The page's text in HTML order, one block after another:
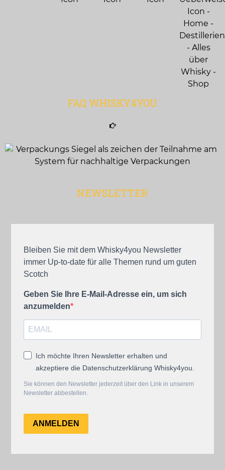
FAQ WHISKY4YOU
NEWSLETTER
Bleiben Sie mit dem Whisky4you Newsletter
immer Up-to-date für alle Themen rund um guten
Scotch
Geben Sie Ihre E-Mail-Adresse ein, um sich
anzumelden
Ich möchte Ihren Newsletter erhalten und
akzeptiere die Datenschutzerklärung Whisky4you.
Sie können den Newsletter jederzeit über den Link in unserem
Newsletter abbestellen.
ANMELDEN